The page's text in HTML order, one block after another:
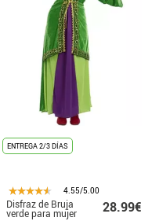
ENTREGA 2/3 DÍAS
4.55/5.00
Disfraz de Bruja
verde para mujer 28.99€